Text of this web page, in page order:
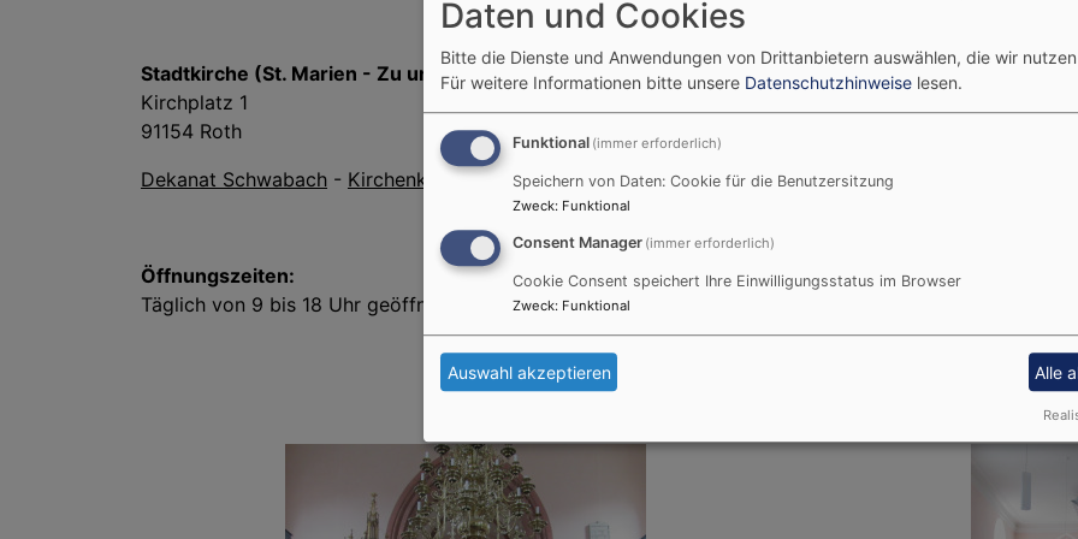
Stadtkirche (St. Marien - Zu unseren lieben Frau) - Roth
Kirchplatz 1
91154 Roth
Dekanat Schwabach - Kirchenkreis Nürnberg
Evang.-Luth. Pfarramt Roth
Mail:pfarramt.roth@elkb.de
Öffnungszeiten:
Täglich von 9 bis 18 Uhr geöffnet.
Benachbarte
Eckersmühlen -
Pfaffenhofen - St.
Daten und Cookies
Bitte die Dienste und Anwendungen von Drittanbietern auswählen, die wir
Für weitere Informationen bitte unsere Datenschutzhinweise lesen.
Funktional (immer erforderlich)
Speichern von Daten: Cookie für die Benutzersitzung
Zweck: Funktional
Consent Manager (immer erforderlich)
Cookie Consent speichert Ihre Einwilligungsstatus im Browser
Zweck: Funktional
Auswahl akzeptieren Alle